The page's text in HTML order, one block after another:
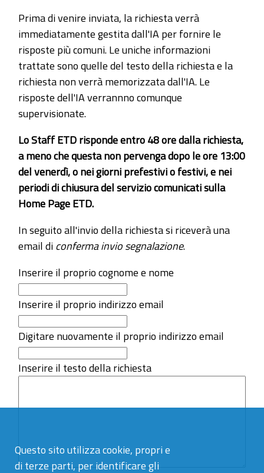
Questo sito utilizza cookie, propri e
di terze parti, per identificare gli
Prima di venire inviata, la richiesta verrà
immediatamente gestita dall'IA per fornire le
risposte più comuni. Le uniche informazioni
trattate sono quelle del testo della richiesta e la
richiesta non verrà memorizzata dall'IA. Le
risposte dell'IA verrannno comunque
supervisionate.
Lo Staff ETD risponde entro 48 ore dalla richiesta,
a meno che questa non pervenga dopo le ore 13:00
del venerdì, o nei giorni prefestivi o festivi, e nei
periodi di chiusura del servizio comunicati sulla
Home Page ETD.
In seguito all'invio della richiesta si riceverà una
email diconferma invio segnalazione.
Inserire il proprio cognome e nome
Inserire il proprio indirizzo email
Digitare nuovamente il proprio indirizzo email
Inserire il testo della richiesta